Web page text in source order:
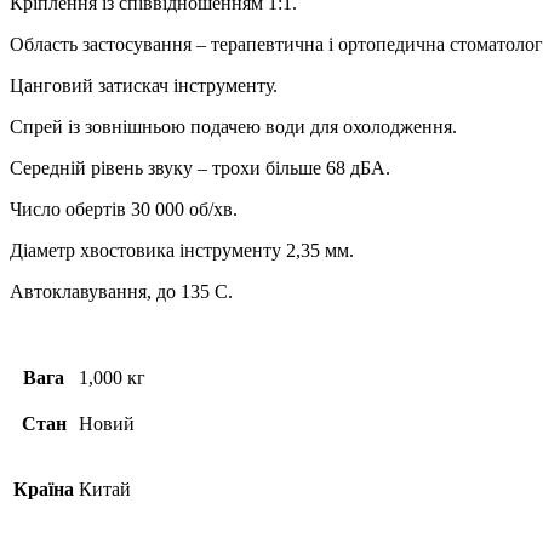
Область застосування – терапевтична і ортопедична
Цанговий затискач інструменту.
Спрей із зовнішньою подачею води для охолодження.
Середній рівень звуку – трохи більше 68 дБА.
Число обертів 30 000 об/хв.
Діаметр хвостовика інструменту 2,35 мм.
Автоклавування, до 135 С.
Вага 1,000 кг
Стан Новий
Країна Китай